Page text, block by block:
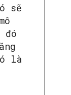
sẽ
đó
là